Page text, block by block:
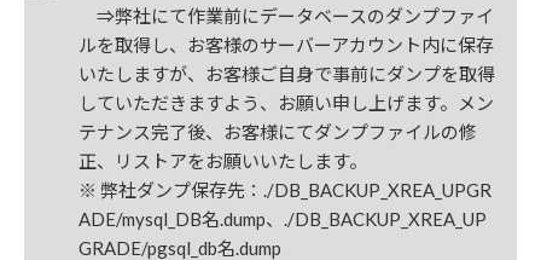
⇒弊社にて作業前にデータベースのダンプファイ
ルを取得し、お客様のサーバーアカウント内に保存
いたしますが、お客様ご自身で事前にダンプを取得
していただきますよう、お願い申し上げます。メン
テナンス完了後、お客様にてダンプファイルの修
正、リストアをお願いいたします。
※ 弊社ダンプ保存先：./DB_BACKUP_XREA_UPGR
ADE/mysql_DB名.dump、./DB_BACKUP_XREA_UP
GRADE/pgsql_db名.dump